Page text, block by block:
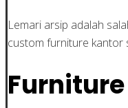
Lemari arsip adalah
custom furniture kantor